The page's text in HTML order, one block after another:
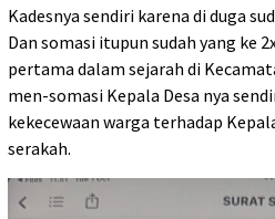
Kadesnya sendiri karena di duga
Dan somasi itupun sudah yang ke
pertama dalam sejarah di
men-somasi Kepala Desa nya
kekecewaan warga terhadap
serakah.